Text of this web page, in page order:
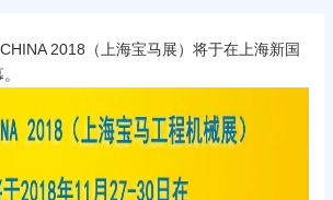
2018（上海宝马展）将于在上海新国